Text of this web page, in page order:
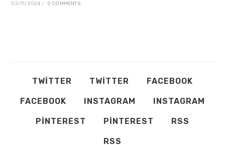
02/11/2024 / 0 COMMENTS
TWITTER TWITTER FACEBOOK
FACEBOOK INSTAGRAM INSTAGRAM
PINTEREST PINTEREST RSS
RSS